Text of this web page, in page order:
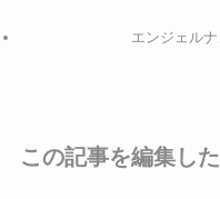
エンジェル
この記事を編集し